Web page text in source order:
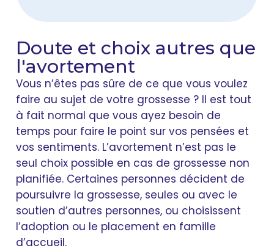
Doute et choix autres que
l'avortement
Vous n’êtes pas sûre de ce que vous voulez
faire au sujet de votre grossesse ? Il est tout
à fait normal que vous ayez besoin de
temps pour faire le point sur vos pensées et
vos sentiments. L’avortement n’est pas le
seul choix possible en cas de grossesse non
planifiée. Certaines personnes décident de
poursuivre la grossesse, seules ou avec le
soutien d’autres personnes, ou choisissent
l’adoption ou le placement en famille
d’accueil.